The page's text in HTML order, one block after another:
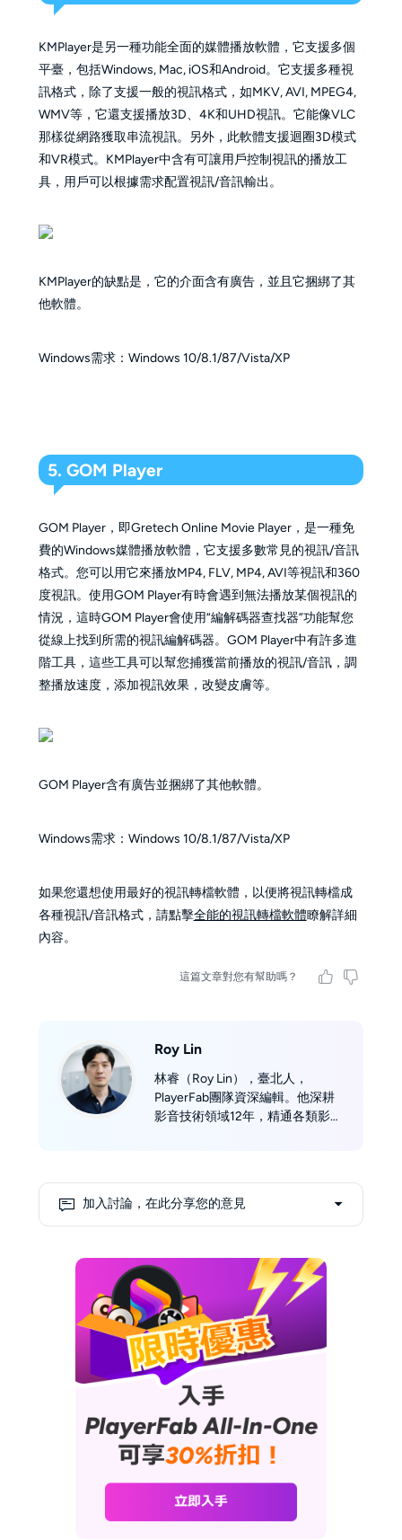
KMPlayer是另一種功能全面的媒體播放軟體，它支援多個
平臺，包括Windows, Mac, iOS和Android。它支援多種視
訊格式，除了支援一般的視訊格式，如MKV, AVI, MPEG4,
WMV等，它還支援播放3D、4K和UHD視訊。它能像VLC
那樣從網路獲取串流視訊。另外，此軟體支援迴圈3D模式
和VR模式。KMPlayer中含有可讓用戶控制視訊的播放工
具，用戶可以根據需求配置視訊/音訊輸出。
KMPlayer的缺點是，它的介面含有廣告，並且它捆綁了其
他軟體。
Windows需求：Windows 10/8.1/87/Vista/XP
5. GOM Player
GOM Player，即Gretech Online Movie Player，是一種免
費的Windows媒體播放軟體，它支援多數常見的視訊/音訊
格式。您可以用它來播放MP4, FLV, MP4, AVI等視訊和360
度視訊。使用GOM Player有時會遇到無法播放某個視訊的
情況，這時GOM Player會使用“編解碼器查找器”功能幫您
從線上找到所需的視訊編解碼器。GOM Player中有許多進
階工具，這些工具可以幫您捕獲當前播放的視訊/音訊，調
整播放速度，添加視訊效果，改變皮膚等。
GOM Player含有廣告並捆綁了其他軟體。
Windows需求：Windows 10/8.1/87/Vista/XP
如果您還想使用最好的視訊轉檔軟體，以便將視訊轉檔成
各種視訊/音訊格式，請點擊全能的視訊轉檔軟體瞭解詳細
內容。
這篇文章對您有幫助嗎？
Roy Lin
林睿（Roy Lin），臺北人，
PlayerFab團隊資深編輯。他深耕
影音技術領域12年，精通各類影音
享PlayerFab功能。林睿以「技術
極客」自居，經常參加各類技術研
勢的把握。
加入討論，在此分享您的意見